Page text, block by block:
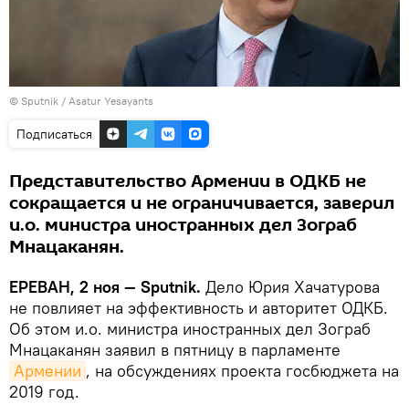
© Sputnik / Asatur Yesayants
Подписаться
Представительство Армении в ОДКБ не
сокращается и не ограничивается, заверил
и.о. министра иностранных дел Зограб
Мнацаканян.
ЕРЕВАН, 2 ноя — Sputnik. Дело Юрия Хачатурова
не повлияет на эффективность и авторитет ОДКБ.
Об этом и.о. министра иностранных дел Зограб
Мнацаканян заявил в пятницу в парламенте
Армении , на обсуждениях проекта госбюджета на
2019 год.